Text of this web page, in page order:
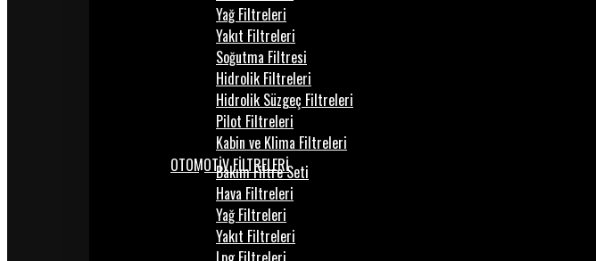
Yağ Filtreleri
Yakıt Filtreleri
Soğutma Filtresi
Hidrolik Filtreleri
Hidrolik Süzgeç Filtreleri
Pilot Filtreleri
Kabin ve Klima Filtreleri
OTOMOTİV FİLTRELERİ
Bakım Filtre Seti
Hava Filtreleri
Yağ Filtreleri
Yakıt Filtreleri